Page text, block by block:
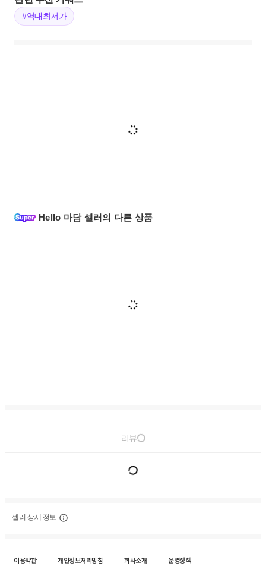
#역대최저가
Hello 마담 셀러의 다른 상품
리뷰
셀러 상세 정보
이용약관 개인정보처리방침 회사소개
운영정책